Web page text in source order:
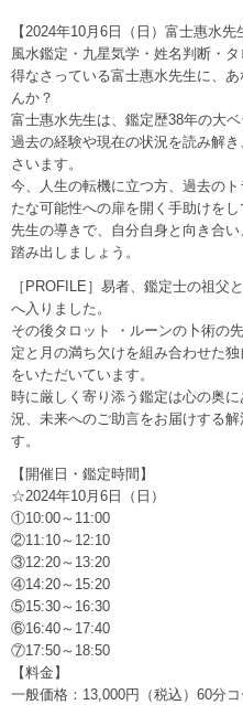
【2024年10月6日（日）富士惠水先
風水鑑定・九星気学・姓名判断・
得なさっている富士惠水先生に、
んか？
富士惠水先生は、鑑定歴38年の大
過去の経験や現在の状況を読み解
さいます。
今、人生の転機に立つ方、過去の
たな可能性への扉を開く手助けをし
先生の導きで、自分自身と向き合
踏み出しましょう。
［PROFILE］易者、鑑定士の祖父
へ入りました。
その後タロット ・ルーンの卜術の
定と月の満ち欠けを組み合わせた
をいただいています。
時に厳しく寄り添う鑑定は心の奥
況、未来へのご助言をお届けする
す。
【開催日・鑑定時間】
☆2024年10月6日（日）
①10:00～11:00
②11:10～12:10
③12:20～13:20
④14:20～15:20
⑤15:30～16:30
⑥16:40～17:40
⑦17:50～18:50
【料金】
一般価格：13,000円（税込）60分コ